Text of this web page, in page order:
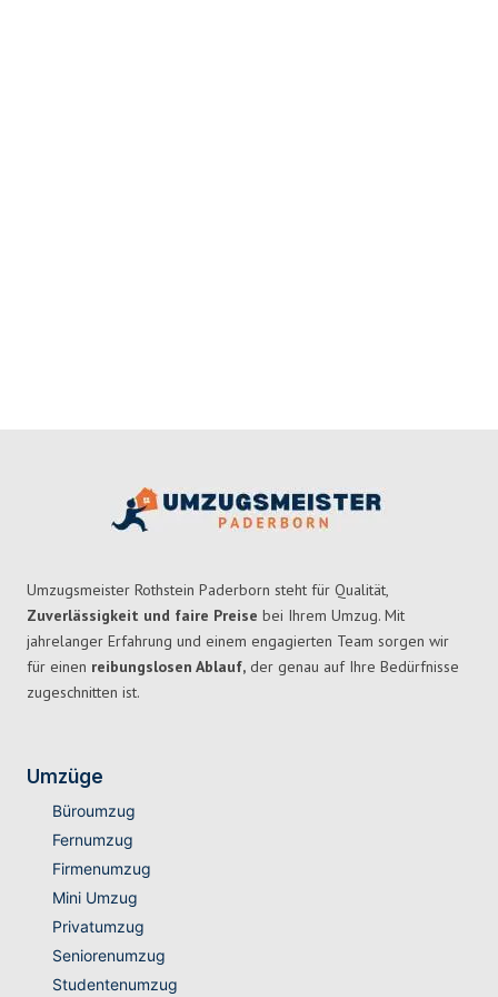
Umzugsmeister Rothstein Paderborn steht für Qualität,
Zuverlässigkeit und faire Preise bei Ihrem Umzug. Mit
jahrelanger Erfahrung und einem engagierten Team sorgen wir
für einen reibungslosen Ablauf, der genau auf Ihre Bedürfnisse
zugeschnitten ist.
Umzüge
Büroumzug
Fernumzug
Firmenumzug
Mini Umzug
Privatumzug
Seniorenumzug
Studentenumzug